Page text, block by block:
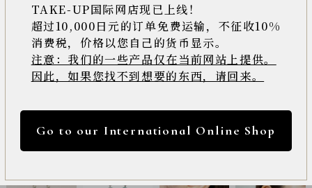
登
録
>>
Online
Shop
Item
TAKE-UP国际网店现已上线！
超过10,000日元的订单免费运输，不征收10%
消费税，价格以您自己的货币显示。
注意：我们的一些产品仅在当前网站上提供。
因此，如果您找不到想要的东西，请回来。
Go to our International Online Shop